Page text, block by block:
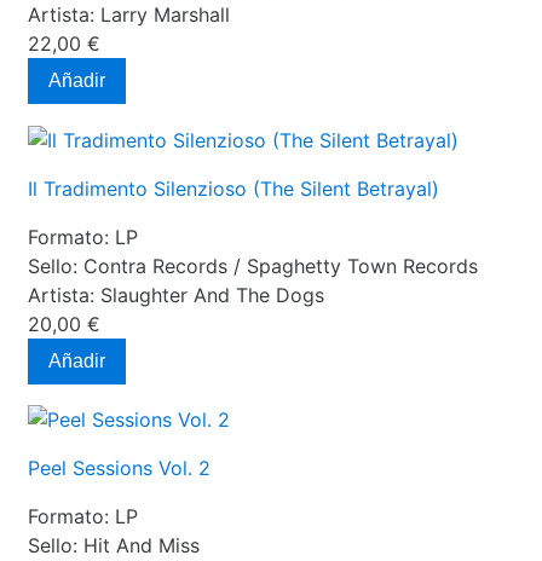
Artista: Larry Marshall
22,00 €
Añadir
Il Tradimento Silenzioso (The Silent Betrayal)
Formato: LP
Sello: Contra Records / Spaghetty Town Records
Artista: Slaughter And The Dogs
20,00 €
Añadir
Peel Sessions Vol. 2
Formato: LP
Sello: Hit And Miss